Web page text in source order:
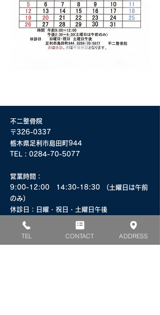
不二整骨院
〒326-0337
栃木県足利市島田町944
TEL： 0284-70-5077
​営業時間：
9:00-12:00 14:30-18:30 (土曜日は午前
のみ)
​休診日：日曜・祝日・土曜日午後
​駐車場：20台
TEL CONTACT ADDRESS